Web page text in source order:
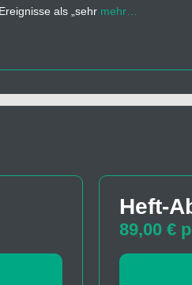
Ereignisse als „sehr mehr…
Heft-
89,00 €